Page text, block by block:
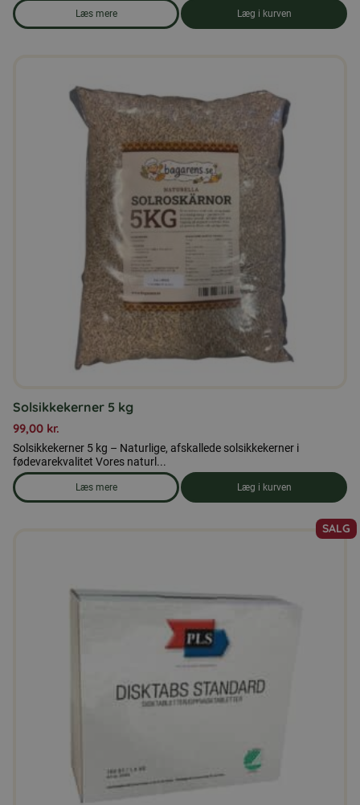
Læs mere
om produkten Duerfoder 25 kg
Læg i kurven
Solsikkekerner 5 kg
99,00 kr.
Solsikkekerner 5 kg – Naturlige, afskallede solsikkekerner i
fødevarekvalitet Vores naturl...
Læs mere
om produkten Solsikkekerner 5 kg
Læg i kurven
SALG